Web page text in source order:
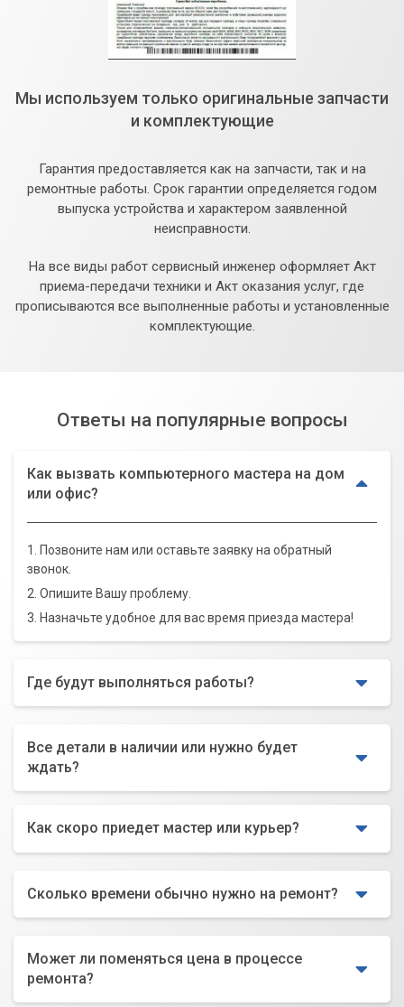
Мы используем только оригинальные запчасти
и комплектующие
Гарантия предоставляется как на запчасти, так и на
ремонтные работы. Срок гарантии определяется годом
выпуска устройства и характером заявленной
неисправности.
На все виды работ сервисный инженер оформляет Акт
приема-передачи техники и Акт оказания услуг, где
прописываются все выполненные работы и установленные
комплектующие.
Ответы на популярные вопросы
Как вызвать компьютерного мастера на дом
или офис?
1. Позвоните нам или оставьте заявку на обратный
звонок.
2. Опишите Вашу проблему.
3. Назначьте удобное для вас время приезда мастера!
Где будут выполняться работы?
Все детали в наличии или нужно будет
ждать?
Как скоро приедет мастер или курьер?
Сколько времени обычно нужно на ремонт?
Может ли поменяться цена в процессе
ремонта?